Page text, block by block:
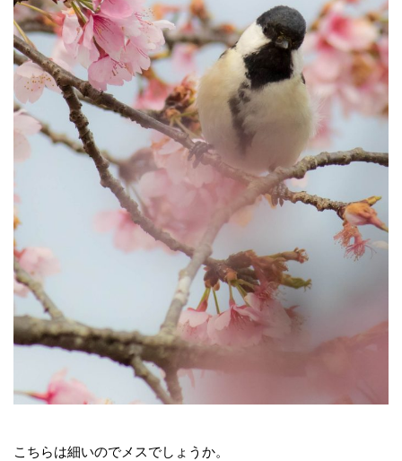
こちらは細いのでメスでしょうか。